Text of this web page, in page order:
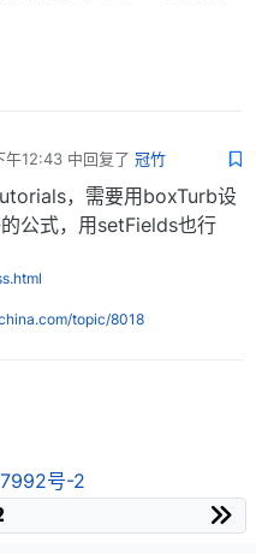
午12:43中回复了 冠竹
，需要用boxTurb设
公式，用setFields也行
topic/8018
号-2